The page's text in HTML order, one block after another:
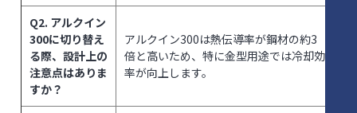
Q2. アルクイン
300に切り替え
る際、設計上の
注意点はありま
すか？
アルクイン300は熱伝導率が鋼材の約3
倍と高いため、特に金型用途では冷却効
率が向上します。